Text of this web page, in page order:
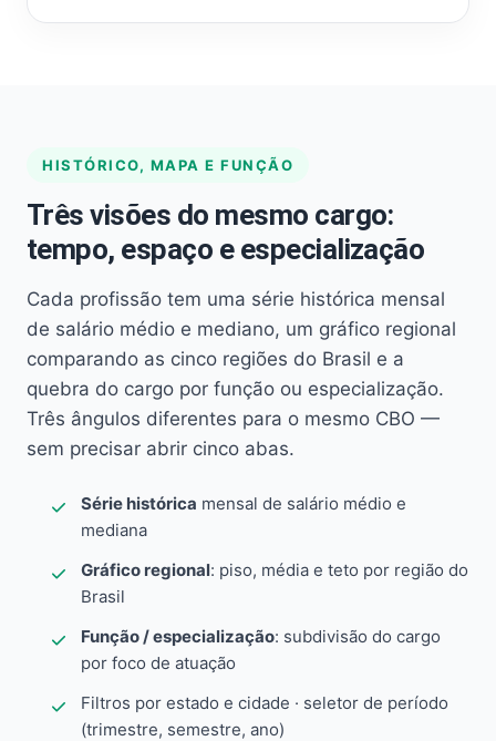
HISTÓRICO, MAPA E FUNÇÃO
Três visões do mesmo cargo:
tempo, espaço e especialização
Cada profissão tem uma série histórica mensal
de salário médio e mediano, um gráfico regional
comparando as cinco regiões do Brasil e a
quebra do cargo por função ou especialização.
Três ângulos diferentes para o mesmo CBO —
sem precisar abrir cinco abas.
Série histórica mensal de salário médio e
mediana
Gráfico regional: piso, média e teto por região do
Brasil
Função / especialização: subdivisão do cargo
por foco de atuação
Filtros por estado e cidade · seletor de período
(trimestre, semestre, ano)